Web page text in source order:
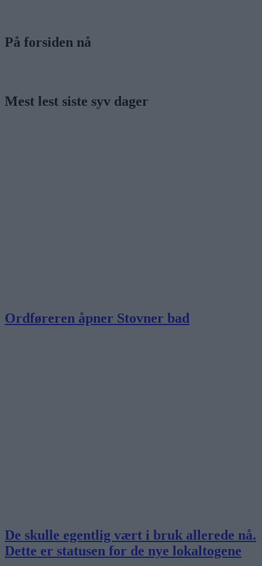
På forsiden nå
Mest lest siste syv dager
Ordføreren åpner Stovner bad
De skulle egentlig vært i bruk allerede nå.
Dette er statusen for de nye lokaltogene